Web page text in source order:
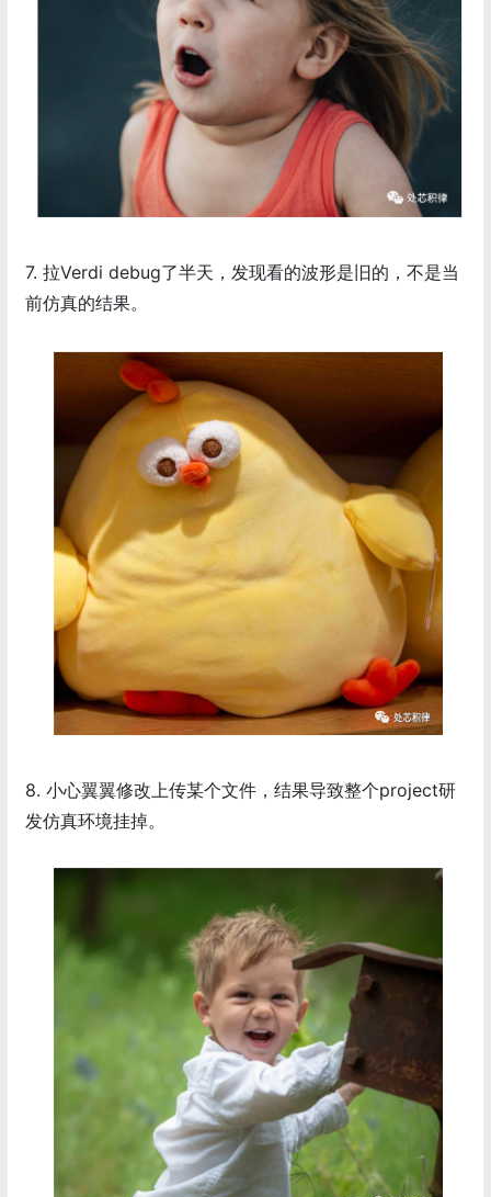
7. 拉Verdi debug了半天，发现看的波形是旧的，不是当
前仿真的结果。
8. 小心翼翼修改上传某个文件，结果导致整个project研
发仿真环境挂掉。